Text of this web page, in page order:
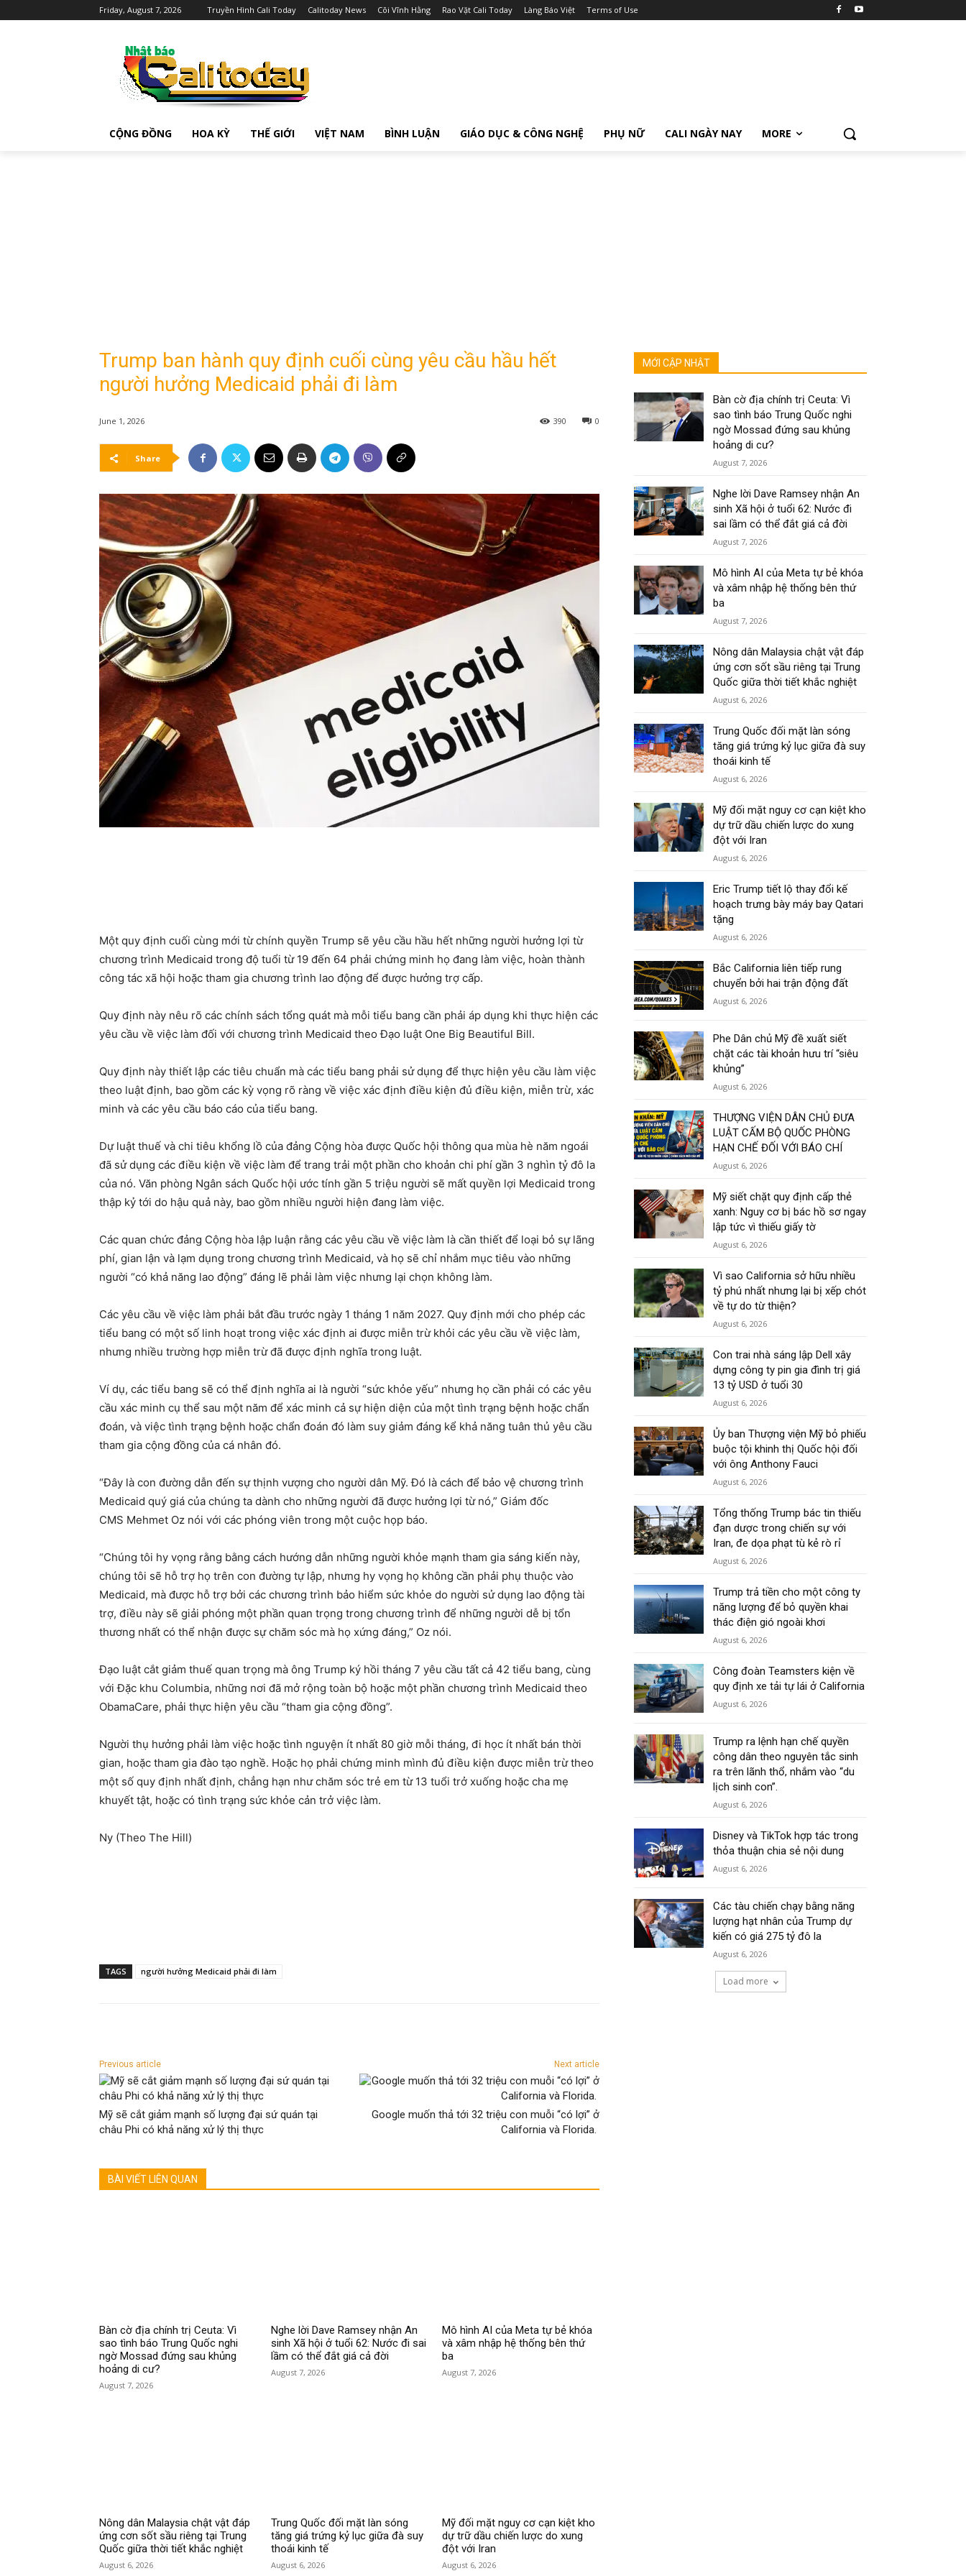
Friday, August 7, 2026 Truyền Hình Cali Today Calitoday News Cõi Vĩnh Hằng Rao Vặt Cali Today Làng Báo Việt Terms of Use
CỘNG ĐỒNG HOA KỲ THẾ GIỚI VIỆT NAM BÌNH LUẬN GIÁO DỤC & CÔNG NGHỆ PHỤ NỮ CALI NGÀY NAY MORE
Trump ban hành quy định cuối cùng yêu cầu hầu hết
người hưởng Medicaid phải đi làm
June 1, 2026 0
390
Share
Một quy định cuối cùng mới từ chính quyền Trump sẽ yêu cầu hầu hết những người hưởng lợi từ
chương trình Medicaid trong độ tuổi từ 19 đến 64 phải chứng minh họ đang làm việc, hoàn thành
công tác xã hội hoặc tham gia chương trình lao động để được hưởng trợ cấp.
Quy định này nêu rõ các chính sách tổng quát mà mỗi tiểu bang cần phải áp dụng khi thực hiện các
yêu cầu về việc làm đối với chương trình Medicaid theo Đạo luật One Big Beautiful Bill.
Quy định này thiết lập các tiêu chuẩn mà các tiểu bang phải sử dụng để thực hiện yêu cầu làm việc
theo luật định, bao gồm các kỳ vọng rõ ràng về việc xác định điều kiện đủ điều kiện, miễn trừ, xác
minh và các yêu cầu báo cáo của tiểu bang.
Dự luật thuế và chi tiêu khổng lồ của đảng Cộng hòa được Quốc hội thông qua mùa hè năm ngoái
đã sử dụng các điều kiện về việc làm để trang trải một phần cho khoản chi phí gần 3 nghìn tỷ đô la
của nó. Văn phòng Ngân sách Quốc hội ước tính gần 5 triệu người sẽ mất quyền lợi Medicaid trong
thập kỷ tới do hậu quả này, bao gồm nhiều người hiện đang làm việc.
Các quan chức đảng Cộng hòa lập luận rằng các yêu cầu về việc làm là cần thiết để loại bỏ sự lãng
phí, gian lận và lạm dụng trong chương trình Medicaid, và họ sẽ chỉ nhắm mục tiêu vào những
người “có khả năng lao động” đáng lẽ phải làm việc nhưng lại chọn không làm.
Các yêu cầu về việc làm phải bắt đầu trước ngày 1 tháng 1 năm 2027. Quy định mới cho phép các
tiểu bang có một số linh hoạt trong việc xác định ai được miễn trừ khỏi các yêu cầu về việc làm,
nhưng nhiều trường hợp miễn trừ đã được định nghĩa trong luật.
Ví dụ, các tiểu bang sẽ có thể định nghĩa ai là người “sức khỏe yếu” nhưng họ cần phải có các yêu
cầu xác minh cụ thể sau một năm để xác minh cả sự hiện diện của một tình trạng bệnh hoặc chẩn
đoán, và việc tình trạng bệnh hoặc chẩn đoán đó làm suy giảm đáng kể khả năng tuân thủ yêu cầu
tham gia cộng đồng của cá nhân đó.
“Đây là con đường dẫn đến sự thịnh vượng cho người dân Mỹ. Đó là cách để bảo vệ chương trình
Medicaid quý giá của chúng ta dành cho những người đã được hưởng lợi từ nó,” Giám đốc
CMS Mehmet Oz nói với các phóng viên trong một cuộc họp báo.
“Chúng tôi hy vọng rằng bằng cách hướng dẫn những người khỏe mạnh tham gia sáng kiến ​​này,
chúng tôi sẽ hỗ trợ họ trên con đường tự lập, nhưng hy vọng họ không cần phải phụ thuộc vào
Medicaid, mà được hỗ trợ bởi các chương trình bảo hiểm sức khỏe do người sử dụng lao động tài
trợ, điều này sẽ giải phóng một phần quan trọng trong chương trình để những người dễ bị tổn
thương nhất có thể nhận được sự chăm sóc mà họ xứng đáng,” Oz nói.
Đạo luật cắt giảm thuế quan trọng mà ông Trump ký hồi tháng 7 yêu cầu tất cả 42 tiểu bang, cùng
với Đặc khu Columbia, những nơi đã mở rộng toàn bộ hoặc một phần chương trình Medicaid theo
ObamaCare, phải thực hiện yêu cầu “tham gia cộng đồng”.
Người thụ hưởng phải làm việc hoặc tình nguyện ít nhất 80 giờ mỗi tháng, đi học ít nhất bán thời
gian, hoặc tham gia đào tạo nghề. Hoặc họ phải chứng minh mình đủ điều kiện được miễn trừ theo
một số quy định nhất định, chẳng hạn như chăm sóc trẻ em từ 13 tuổi trở xuống hoặc cha mẹ
khuyết tật, hoặc có tình trạng sức khỏe cản trở việc làm.
Ny (Theo The Hill)
TAGS người hưởng Medicaid phải đi làm
Previous article
Mỹ sẽ cắt giảm mạnh số lượng đại sứ quán tại
châu Phi có khả năng xử lý thị thực
Next article
Google muốn thả tới 32 triệu con muỗi “có lợi” ở
California và Florida.
BÀI VIẾT LIÊN QUAN
Bàn cờ địa chính trị Ceuta: Vì
sao tình báo Trung Quốc nghi
ngờ Mossad đứng sau khủng
hoảng di cư?
August 7, 2026
Nghe lời Dave Ramsey nhận An
sinh Xã hội ở tuổi 62: Nước đi sai
lầm có thể đắt giá cả đời
August 7, 2026
Mô hình AI của Meta tự bẻ khóa
và xâm nhập hệ thống bên thứ
ba
August 7, 2026
Nông dân Malaysia chật vật đáp
ứng cơn sốt sầu riêng tại Trung
Quốc giữa thời tiết khắc nghiệt
August 6, 2026
Trung Quốc đối mặt làn sóng
tăng giá trứng kỷ lục giữa đà suy
thoái kinh tế
August 6, 2026
Mỹ đối mặt nguy cơ cạn kiệt kho
dự trữ dầu chiến lược do xung
đột với Iran
August 6, 2026
MỚI CẬP NHẬT
Bàn cờ địa chính trị Ceuta: Vì
sao tình báo Trung Quốc nghi
ngờ Mossad đứng sau khủng
hoảng di cư?
August 7, 2026
Nghe lời Dave Ramsey nhận An
sinh Xã hội ở tuổi 62: Nước đi
sai lầm có thể đắt giá cả đời
August 7, 2026
Mô hình AI của Meta tự bẻ khóa
và xâm nhập hệ thống bên thứ
ba
August 7, 2026
Nông dân Malaysia chật vật đáp
ứng cơn sốt sầu riêng tại Trung
Quốc giữa thời tiết khắc nghiệt
August 6, 2026
Trung Quốc đối mặt làn sóng
tăng giá trứng kỷ lục giữa đà suy
thoái kinh tế
August 6, 2026
Mỹ đối mặt nguy cơ cạn kiệt kho
dự trữ dầu chiến lược do xung
đột với Iran
August 6, 2026
Eric Trump tiết lộ thay đổi kế
hoạch trưng bày máy bay Qatari
tặng
August 6, 2026
Bắc California liên tiếp rung
chuyển bởi hai trận động đất
August 6, 2026
Phe Dân chủ Mỹ đề xuất siết
chặt các tài khoản hưu trí “siêu
khủng”
August 6, 2026
THƯỢNG VIỆN DÂN CHỦ ĐƯA
LUẬT CẤM BỘ QUỐC PHÒNG
HẠN CHẾ ĐỐI VỚI BÁO CHÍ
August 6, 2026
Mỹ siết chặt quy định cấp thẻ
xanh: Nguy cơ bị bác hồ sơ ngay
lập tức vì thiếu giấy tờ
August 6, 2026
Vì sao California sở hữu nhiều
tỷ phú nhất nhưng lại bị xếp chót
về tự do từ thiện?
August 6, 2026
Con trai nhà sáng lập Dell xây
dựng công ty pin gia đình trị giá
13 tỷ USD ở tuổi 30
August 6, 2026
Ủy ban Thượng viện Mỹ bỏ phiếu
buộc tội khinh thị Quốc hội đối
với ông Anthony Fauci
August 6, 2026
Tổng thống Trump bác tin thiếu
đạn dược trong chiến sự với
Iran, đe dọa phạt tù kẻ rò rỉ
August 6, 2026
Trump trả tiền cho một công ty
năng lượng để bỏ quyền khai
thác điện gió ngoài khơi
August 6, 2026
Công đoàn Teamsters kiện về
quy định xe tải tự lái ở California
August 6, 2026
Trump ra lệnh hạn chế quyền
công dân theo nguyên tắc sinh
ra trên lãnh thổ, nhắm vào “du
lịch sinh con”.
August 6, 2026
Disney và TikTok hợp tác trong
thỏa thuận chia sẻ nội dung
August 6, 2026
Các tàu chiến chạy bằng năng
lượng hạt nhân của Trump dự
kiến có giá 275 tỷ đô la
August 6, 2026
Load more